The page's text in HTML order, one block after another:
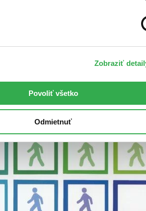
Zobraziť
Povoliť všetko
Odmietnuť